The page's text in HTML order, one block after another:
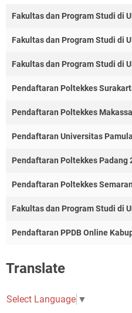
Fakultas dan Program Studi di
Fakultas dan Program Studi di
Fakultas dan Program Studi di
Pendaftaran Poltekkes
Pendaftaran Poltekkes
Pendaftaran Universitas
Pendaftaran Poltekkes Padang
Pendaftaran Poltekkes
Fakultas dan Program Studi di
Pendaftaran PPDB Online
Translate
Select Language ▼